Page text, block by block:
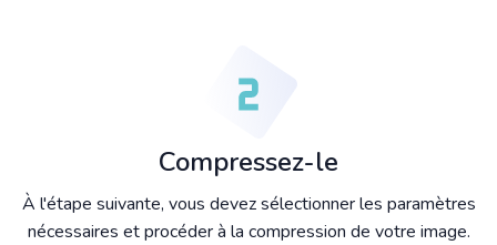
Compressez-le
À l'étape suivante, vous devez sélectionner les paramètres
nécessaires et procéder à la compression de votre image.